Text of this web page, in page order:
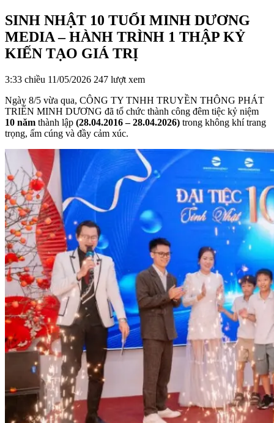
SINH NHẬT 10 TUỔI MINH DƯƠNG
MEDIA – HÀNH TRÌNH 1 THẬP KỶ
KIẾN TẠO GIÁ TRỊ
3:33 chiều 11/05/2026 247 lượt xem
Ngày 8/5 vừa qua, CÔNG TY TNHH TRUYỀN THÔNG PHÁT
TRIỂN MINH DƯƠNG đã tổ chức thành công đêm tiệc kỷ niệm
10 năm thành lập (28.04.2016 – 28.04.2026) trong không khí trang
trọng, ấm cúng và đầy cảm xúc.